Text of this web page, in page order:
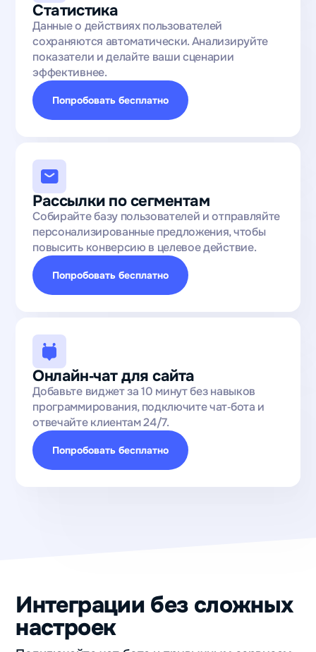
Статистика
Данные о действиях пользователей
сохраняются автоматически. Анализируйте
показатели и делайте ваши сценарии
эффективнее.
Попробовать бесплатно
Рассылки по сегментам
Собирайте базу пользователей и отправляйте
персонализированные предложения, чтобы
повысить конверсию в целевое действие.
Попробовать бесплатно
Онлайн‑чат для сайта
Добавьте виджет за 10 минут без навыков
программирования, подключите чат‑бота и
отвечайте клиентам 24/7.
Попробовать бесплатно
Интеграции без сложных
настроек